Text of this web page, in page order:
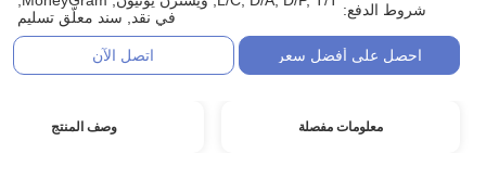
شروط الدفع:
في نقد, سند معلّق تسليم
احصل على أفضل سعر اتصل الآن
معلومات مفصلة وصف المنتج